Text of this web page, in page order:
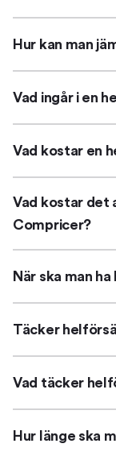
Hur kan man
Vad ingår i en
Vad kostar en
Vad kostar det
Compricer?
När ska man
Täcker
Vad täcker
Hur länge ska